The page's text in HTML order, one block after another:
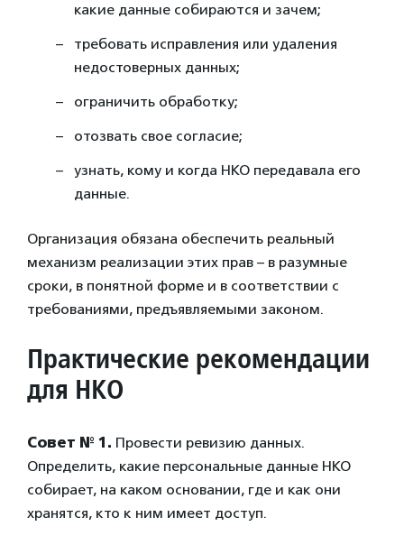
какие данные собираются и зачем;
требовать исправления или удаления
недостоверных данных;
ограничить обработку;
отозвать свое согласие;
узнать, кому и когда НКО передавала его
данные.
Организация обязана обеспечить реальный
механизм реализации этих прав – в разумные
сроки, в понятной форме и в соответствии с
требованиями, предъявляемыми законом.
Практические рекомендации
для НКО
Совет № 1. Провести ревизию данных.
Определить, какие персональные данные НКО
собирает, на каком основании, где и как они
хранятся, кто к ним имеет доступ.